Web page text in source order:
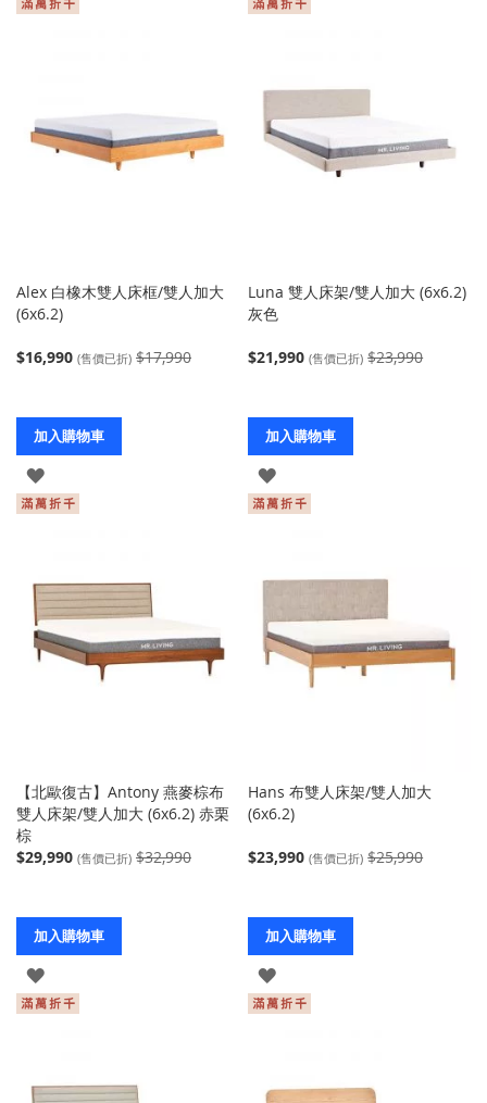
入
入
Alex 白橡木雙人床框/雙人加大
(6x6.2)
$16,990 (售價已折) $17,990
加入購物車
登
入
Luna 雙人床架/雙人加大 (6x6.2)
灰色
$21,990 (售價已折) $23,990
加入購物車
登
入
【北歐復古】Antony 燕麥棕布
雙人床架/雙人加大 (6x6.2) 赤栗
棕
$29,990 (售價已折) $32,990
加入購物車
登
入
Hans 布雙人床架/雙人加大
(6x6.2)
$23,990 (售價已折) $25,990
加入購物車
登
入